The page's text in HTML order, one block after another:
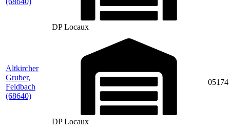
DP Locaux
Altkircher
Gruber,
Feldbach
(68640)
DP Locaux
05174